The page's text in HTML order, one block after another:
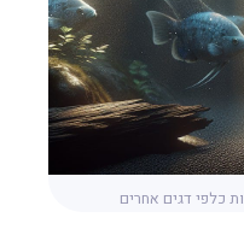
כלפי דגים אחרים